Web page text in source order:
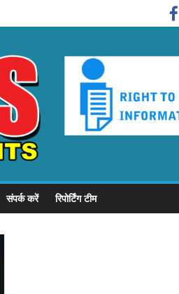
संपर्क करें रिपोर्टिंग टीम